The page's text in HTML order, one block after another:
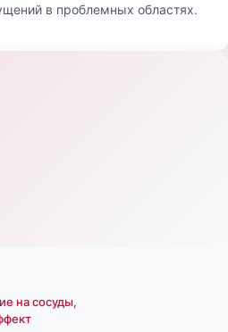
в проблемных областях.
на сосуды,